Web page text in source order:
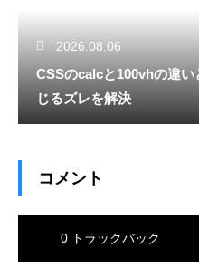
2026.08.06
CSSのcalcと100vhの違
じるズレを解決
コメント
0 トラックバック